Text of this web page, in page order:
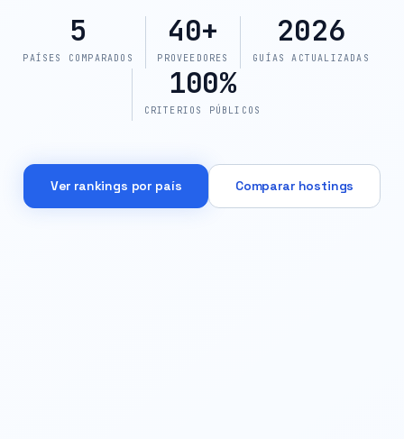
5
PAÍSES COMPARADOS
40+
PROVEEDORES
2026
GUÍAS ACTUALIZADAS
100%
CRITERIOS PÚBLICOS
Ver rankings por país Comparar hostings